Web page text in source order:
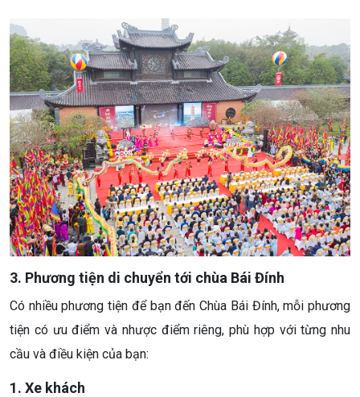
3. Phương tiện di chuyển tới chùa Bái Đính
Có nhiều phương tiện để bạn đến Chùa Bái Đính, mỗi phương
tiện có ưu điểm và nhược điểm riêng, phù hợp với từng nhu
cầu và điều kiện của bạn:
1. Xe khách